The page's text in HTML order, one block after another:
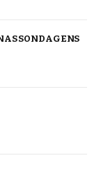
SONDAGENS